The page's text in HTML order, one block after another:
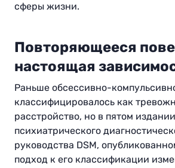
сферы жизни.
Повторяющееся
настоящая
Раньше обсессивно-
классифицировалось как
расстройство, но в пятом
психиатрического
руководства DSM,
подход к его классификации